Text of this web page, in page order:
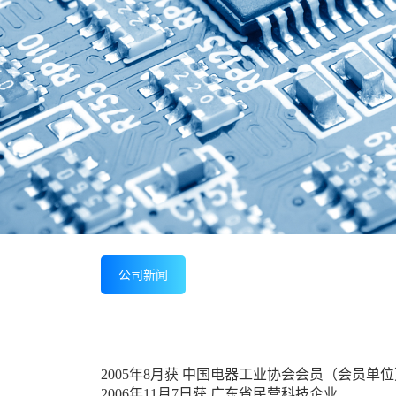
公司新闻
2005年8月获 中国电器工业协会会员（会员单